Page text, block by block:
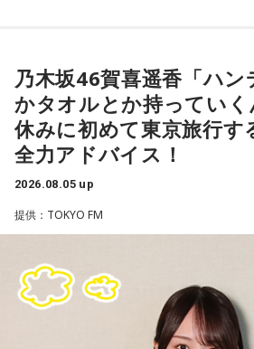
さ」号、「かいじ」号。列車が、大き
駅のホームを横目に通過すると、車窓
小仏峠に向けて登り坂をぐいぐいと登
初にくぐるトンネルの名前を「湯の花
いまから81年前、1945年8月5日は晴天
運転を見合わせていましたが、急ピッ
れ、この日から全線で運転を再開します
湯の花トンネル近くを走る、現在の中央本線の下り普通列
乃木坂46賀喜遥香「ハン
かタオルとか持ってい
休みに初めて東京旅行す
全力アドバイス！
2026.08.05 up
提供：TOKYO FM